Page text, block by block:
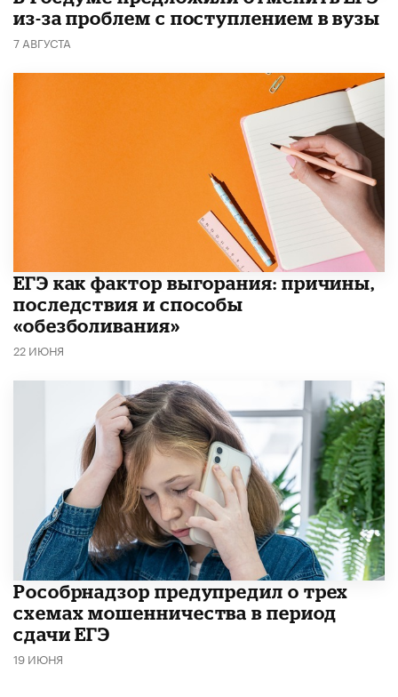
из-за проблем с поступлением в вузы
7 АВГУСТА
​ЕГЭ как фактор выгорания: причины,
последствия и способы
«обезболивания»
22 ИЮНЯ
Рособрнадзор предупредил о трех
схемах мошенничества в период
сдачи ЕГЭ
19 ИЮНЯ